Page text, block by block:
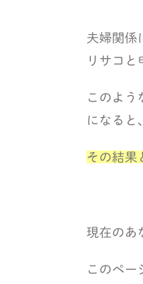
夫婦関係
リサコと
このよう
になると
その結果
現在のあ
このペー